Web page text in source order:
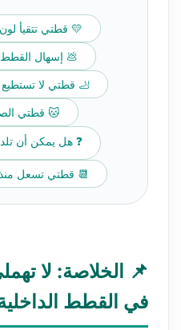
💛 قطتي تتقيأ
💩 إسهال القطط
🦶 قطتي لا
🐱 قطتي
❓ هل يمكن أن
📆 قطتي تسعل
📌 الخلاصة: لا
في القطط